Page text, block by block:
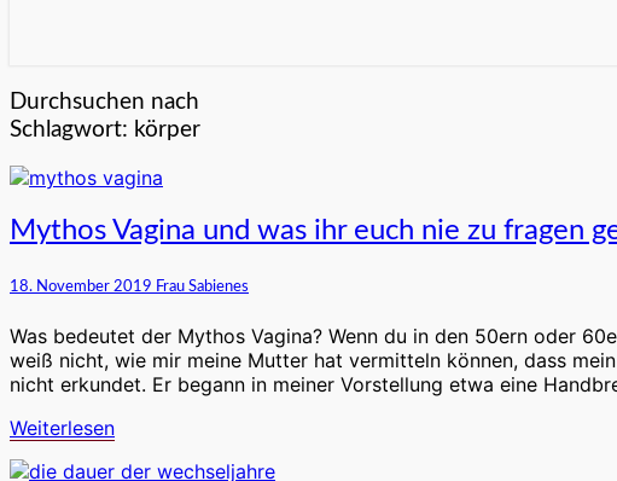
Durchsuchen nach
Schlagwort: körper
Mythos
Vagina
und
was
euch
nie
zu
fragen
gewagt
habt
Mythos Vagina und was ihr euch nie zu fragen
18. November 2019 Frau Sabienes
Was bedeutet der Mythos Vagina? Wenn du in den 50ern oder
weiß nicht, wie mir meine Mutter hat vermitteln können, dass
nicht erkundet. Er begann in meiner Vorstellung etwa eine
WeiterlesenWeiterlesen